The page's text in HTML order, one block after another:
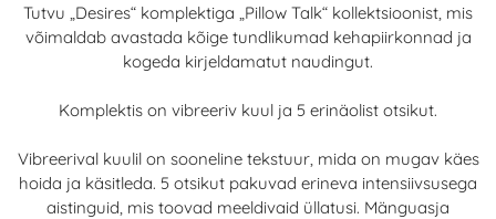
Tutvu „Desires“ komplektiga „Pillow Talk“ kollektsioonist, mis
võimaldab avastada kõige tundlikumad kehapiirkonnad ja
kogeda kirjeldamatut naudingut.
Komplektis on vibreeriv kuul ja 5 erinäolist otsikut.
Vibreerival kuulil on sooneline tekstuur, mida on mugav käes
hoida ja käsitleda. 5 otsikut pakuvad erineva intensiivsusega
aistinguid, mis toovad meeldivaid üllatusi. Mänguasja